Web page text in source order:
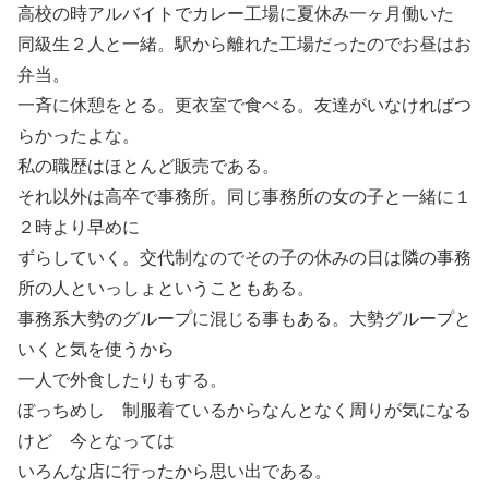
高校の時アルバイトでカレー工場に夏休み一ヶ月働いた
同級生２人と一緒。駅から離れた工場だったのでお昼はお
弁当。
一斉に休憩をとる。更衣室で食べる。友達がいなければつ
らかったよな。
私の職歴はほとんど販売である。
それ以外は高卒で事務所。同じ事務所の女の子と一緒に１
２時より早めに
ずらしていく。交代制なのでその子の休みの日は隣の事務
所の人といっしょということもある。
事務系大勢のグループに混じる事もある。大勢グループと
いくと気を使うから
一人で外食したりもする。
ぼっちめし 制服着ているからなんとなく周りが気になる
けど 今となっては
いろんな店に行ったから思い出である。